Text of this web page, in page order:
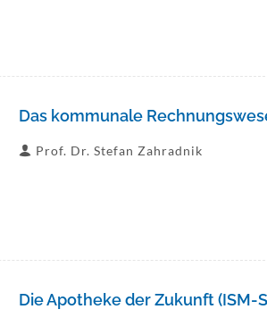
Das kommunale
Prof. Dr. Stefan Zahradnik
Die Apotheke der Zukunft (ISM-